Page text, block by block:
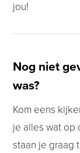
jou!
Nog niet
was?
Kom eens
je alles wat op
staan je graag